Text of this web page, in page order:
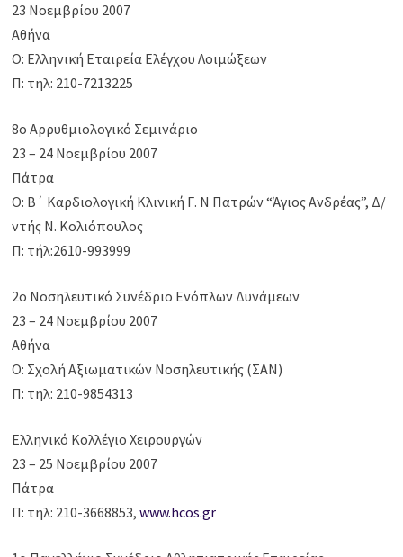
23 Νοεμβρίου 2007
Αθήνα
Ο: Ελληνική Εταιρεία Ελέγχου Λοιμώξεων
Π: τηλ: 210-7213225
8o Αρρυθμιολογικό Σεμινάριο
23 – 24 Νοεμβρίου 2007
Πάτρα
Ο: Β΄ Καρδιολογική Κλινική Γ. Ν Πατρών “Άγιος Ανδρέας”, Δ/
ντής Ν. Κολιόπουλος
Π: τήλ:2610-993999
2ο Νοσηλευτικό Συνέδριο Ενόπλων Δυνάμεων
23 – 24 Νοεμβρίου 2007
Αθήνα
Ο: Σχολή Αξιωματικών Νοσηλευτικής (ΣΑΝ)
Π: τηλ: 210-9854313
Ελληνικό Κολλέγιο Χειρουργών
23 – 25 Νοεμβρίου 2007
Πάτρα
Π: τηλ: 210-3668853,www.hcos.gr